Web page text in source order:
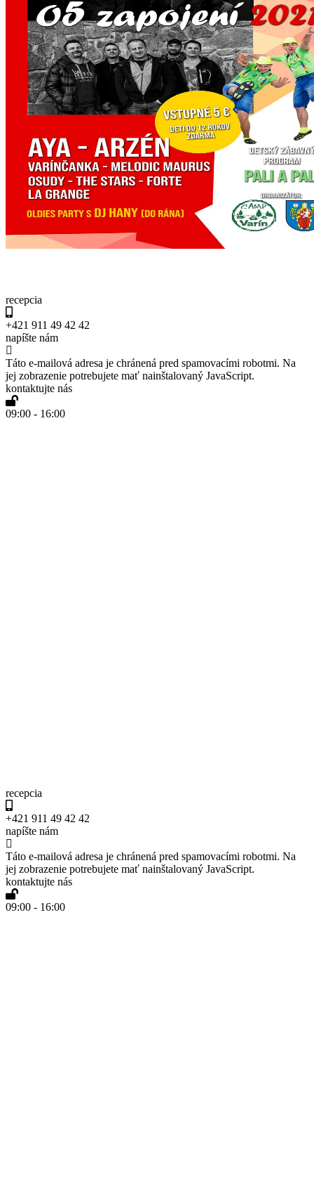
recepcia
+421 911 49 42 42
napíšte nám
Táto e-mailová adresa je chránená pred spamovacími robotmi. Na
jej zobrazenie potrebujete mať nainštalovaný JavaScript.
kontaktujte nás
09:00 - 16:00
recepcia
+421 911 49 42 42
napíšte nám
Táto e-mailová adresa je chránená pred spamovacími robotmi. Na
jej zobrazenie potrebujete mať nainštalovaný JavaScript.
kontaktujte nás
09:00 - 16:00